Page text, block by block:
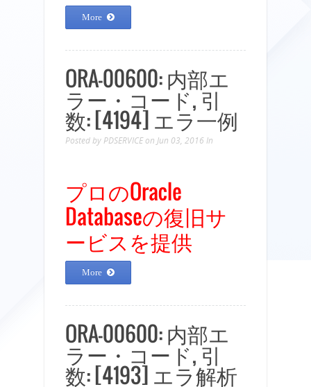
More
ORA-00600: 内部エ
ラー・コード, 引
数: [4194] エラ一例
Posted by PDSERVICE on Jun 03, 2016 In
プロのOracle
Databaseの復旧サ
ービスを提供
More
ORA-00600: 内部エ
ラー・コード, 引
数: [4193] エラ解析